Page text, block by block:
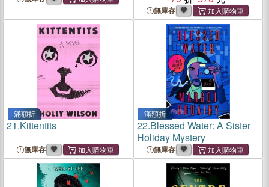
無庫存
滿額折
21.Kittentits
無庫存
滿額折
22.Blessed Water: A Sister
Holiday Mystery
無庫存